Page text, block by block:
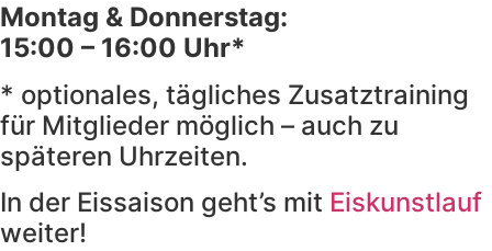
Montag & Donnerstag:
15:00 – 16:00 Uhr*
* optionales, tägliches Zusatztraining
für Mitglieder möglich – auch zu
späteren Uhrzeiten.
In der Eissaison geht’s mit Eiskunstlauf
weiter!